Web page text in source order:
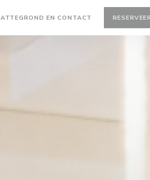
IN EEN NIEUW VENSTER))
EN CONTACT